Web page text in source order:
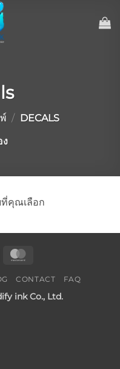
/ DECALS
คุณเลือก
CONTACT FAQ
ink Co., Ltd.